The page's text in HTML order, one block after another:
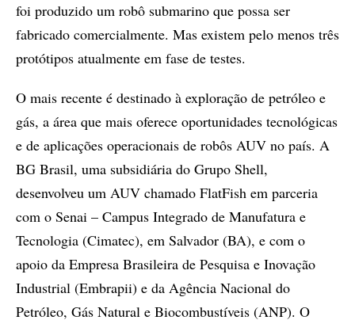
foi produzido um robô submarino que possa ser
fabricado comercialmente. Mas existem pelo menos três
protótipos atualmente em fase de testes.
O mais recente é destinado à exploração de petróleo e
gás, a área que mais oferece oportunidades tecnológicas
e de aplicações operacionais de robôs AUV no país. A
BG Brasil, uma subsidiária do Grupo Shell,
desenvolveu um AUV chamado FlatFish em parceria
com o Senai – Campus Integrado de Manufatura e
Tecnologia (Cimatec), em Salvador (BA), e com o
apoio da Empresa Brasileira de Pesquisa e Inovação
Industrial (Embrapii) e da Agência Nacional do
Petróleo, Gás Natural e Biocombustíveis (ANP). O